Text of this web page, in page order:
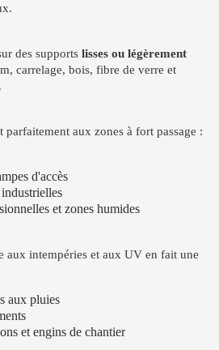
des supports lisses ou légèrement
carrelage, bois, fibre de verre et
parfaitement aux zones à fort passage :
d'accès
industrielles
et zones humides
aux intempéries et aux UV en fait une
aux pluies
et engins de chantier